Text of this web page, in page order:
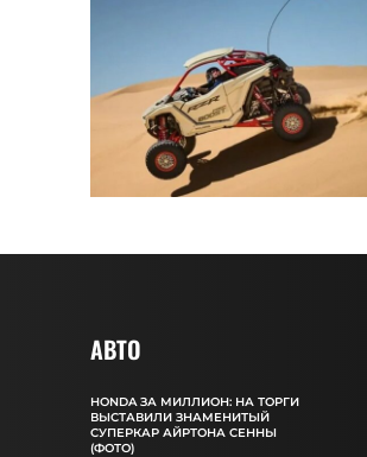
АВТО
HONDA ЗА МИЛЛИОН: НА ТОРГИ
ВЫСТАВИЛИ ЗНАМЕНИТЫЙ
СУПЕРКАР АЙРТОНА СЕННЫ
(ФОТО)